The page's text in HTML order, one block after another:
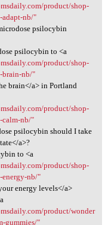
product/shop-
nb/"
psilocybin
psilocybin to <a
product/shop-
brain-nb/"
brain</a> in Portland
product/shop-
calm-nb/"
psilocybin should I take
a>?
to <a
product/shop-
nb/"
energy levels</a>
product/wonder
gummies/"